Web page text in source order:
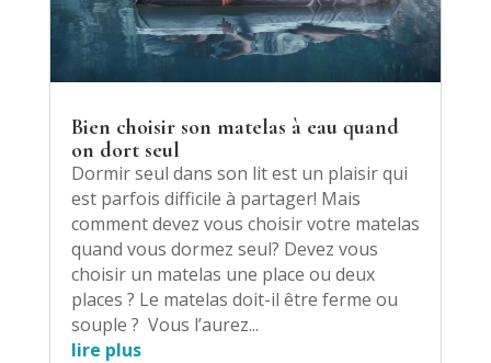
Bien choisir son matelas à eau quand
on dort seul
Dormir seul dans son lit est un plaisir qui
est parfois difficile à partager! Mais
comment devez vous choisir votre matelas
quand vous dormez seul? Devez vous
choisir un matelas une place ou deux
places ? Le matelas doit-il être ferme ou
souple ? Vous l’aurez...
lire plus